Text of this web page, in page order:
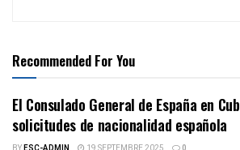
Recommended For You
El Consulado General de España en
solicitudes de nacionalidad española